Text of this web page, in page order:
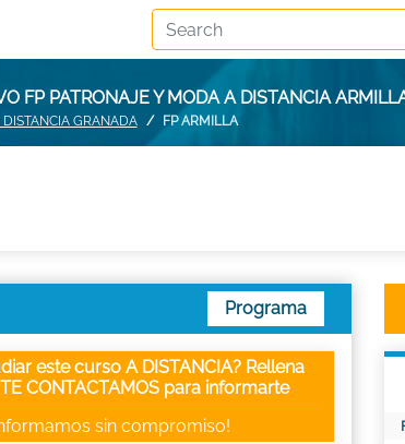
FP PATRONAJE Y MODA A DISTANCIA
GRANADA FP ARMILLA
Programa
este curso A DISTANCIA? Rellena
CONTACTAMOS para informarte
sin compromiso!